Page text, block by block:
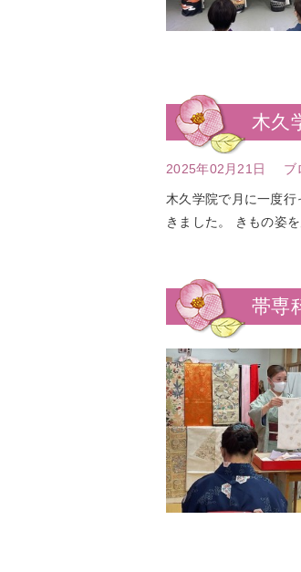
木久
2025年02月21日 ブ
木久学院で月に一度
きました。 きもの姿
帯専